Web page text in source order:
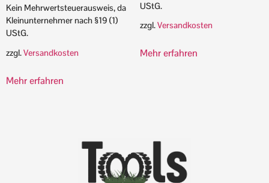
Kein Mehrwertsteuerausweis, da
Kleinunternehmer nach §19 (1)
UStG.
zzgl.Versandkosten
Mehr erfahren
UStG.
zzgl.Versandkosten
Mehr erfahren